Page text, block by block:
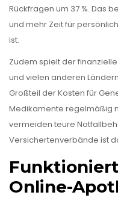
Rückfragen um 37 %. Das
und mehr Zeit für
ist.
Zudem spielt der
und vielen anderen
Großteil der Kosten für
Medikamente regelmäßig
vermeiden teure
Versichertenverbände ist
Online-